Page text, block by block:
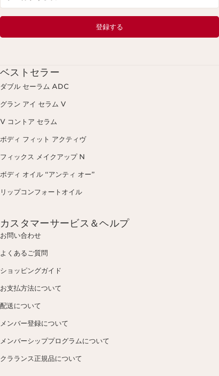
登録する
ベストセラー
ダブル セーラム ADC
グラン アイ セラム V
V コントア セラム
ボディ フィット アクティヴ
フィックス メイクアップ N
ボディ オイル “アンティ オー”
リップコンフォートオイル
カスタマーサービス＆ヘルプ
お問い合わせ
よくあるご質問
ショッピングガイド
お支払方法について
配送について
メンバー登録について
メンバーシッププログラムについて
クラランス正規品について